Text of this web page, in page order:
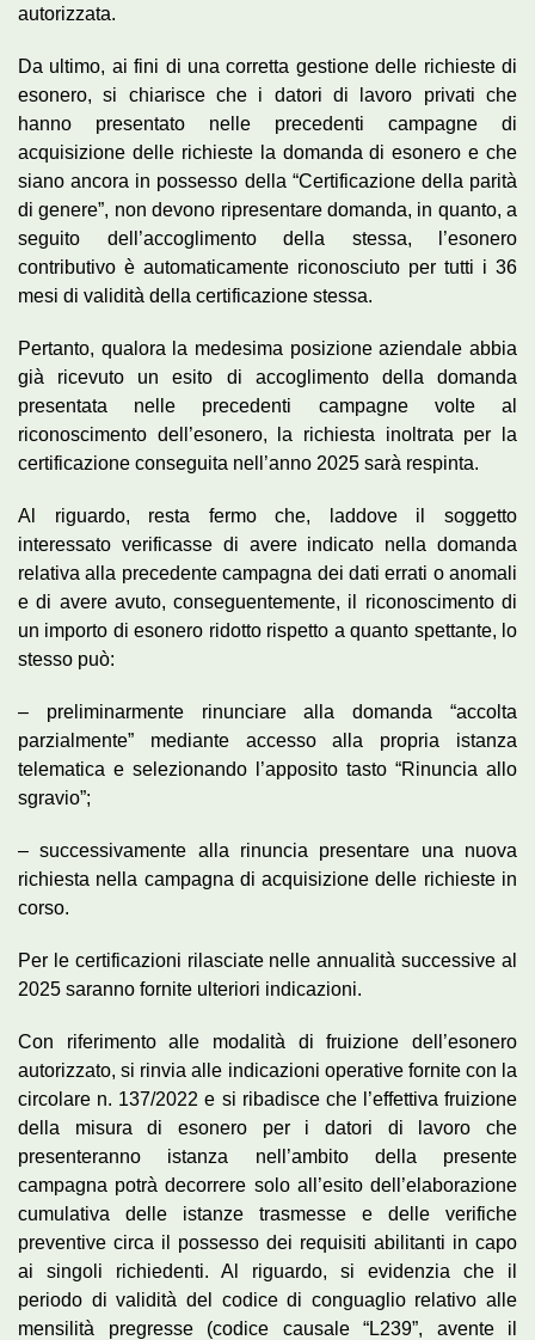
autorizzata.
Da ultimo, ai fini di una corretta gestione delle richieste di
esonero, si chiarisce che i datori di lavoro privati che
hanno presentato nelle precedenti campagne di
acquisizione delle richieste la domanda di esonero e che
siano ancora in possesso della “Certificazione della parità
di genere”, non devono ripresentare domanda, in quanto, a
seguito dell’accoglimento della stessa, l’esonero
contributivo è automaticamente riconosciuto per tutti i 36
mesi di validità della certificazione stessa.
Pertanto, qualora la medesima posizione aziendale abbia
già ricevuto un esito di accoglimento della domanda
presentata nelle precedenti campagne volte al
riconoscimento dell’esonero, la richiesta inoltrata per la
certificazione conseguita nell’anno 2025 sarà respinta.
Al riguardo, resta fermo che, laddove il soggetto
interessato verificasse di avere indicato nella domanda
relativa alla precedente campagna dei dati errati o anomali
e di avere avuto, conseguentemente, il riconoscimento di
un importo di esonero ridotto rispetto a quanto spettante, lo
stesso può:
– preliminarmente rinunciare alla domanda “accolta
parzialmente” mediante accesso alla propria istanza
telematica e selezionando l’apposito tasto “Rinuncia allo
sgravio”;
– successivamente alla rinuncia presentare una nuova
richiesta nella campagna di acquisizione delle richieste in
corso.
Per le certificazioni rilasciate nelle annualità successive al
2025 saranno fornite ulteriori indicazioni.
Con riferimento alle modalità di fruizione dell’esonero
autorizzato, si rinvia alle indicazioni operative fornite con la
circolare n. 137/2022 e si ribadisce che l’effettiva fruizione
della misura di esonero per i datori di lavoro che
presenteranno istanza nell’ambito della presente
campagna potrà decorrere solo all’esito dell’elaborazione
cumulativa delle istanze trasmesse e delle verifiche
preventive circa il possesso dei requisiti abilitanti in capo
ai singoli richiedenti. Al riguardo, si evidenzia che il
periodo di validità del codice di conguaglio relativo alle
mensilità pregresse (codice causale “L239”, avente il